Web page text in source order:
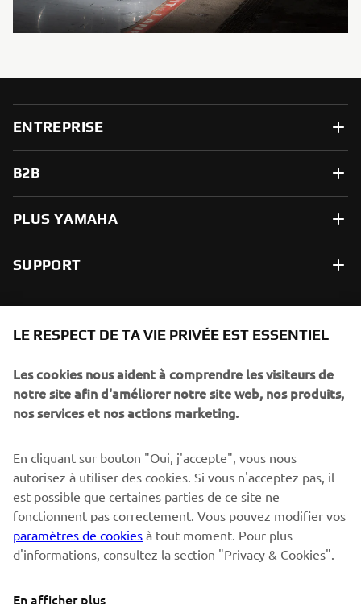
ENTREPRISE
B2B
PLUS YAMAHA
SUPPORT
spéciaux, les lancements de produits, etc.
S'ABONNER
Lisez notre politique de confidentialité pour savoir comment
nous traitons vos données personnelles : Politique de
Confidentialité
LE RESPECT DE TA VIE PRIVÉE EST ESSENTIEL
Les cookies nous aident à comprendre les visiteurs de
notre site afin d'améliorer notre site web, nos produits,
nos services et nos actions marketing.
En cliquant sur bouton "Oui, j'accepte", vous nous
autorisez à utiliser des cookies. Si vous n'acceptez pas, il
est possible que certaines parties de ce site ne
fonctionnent pas correctement. Vous pouvez modifier vos
paramètres de cookies à tout moment. Pour plus
d'informations, consultez la section "Privacy & Cookies".
En afficher plus